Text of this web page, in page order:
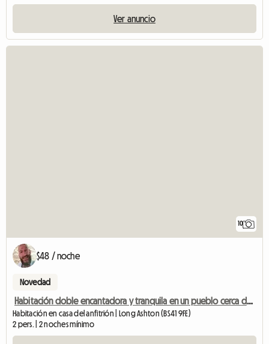
Ver anuncio
10
$48 / noche
Novedad
Habitación doble encantadora y tranquila en un pueblo cerca de Bristol
Habitación en casa del anfitrión | Long Ashton (BS41 9FE)
2 pers. | 2 noches mínimo